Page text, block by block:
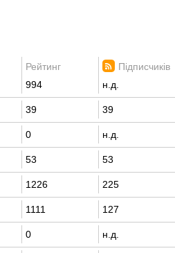
Рейтинг Підписчиків
994 н.д.
39 39
0 н.д.
53 53
1226 225
1111 127
0 н.д.